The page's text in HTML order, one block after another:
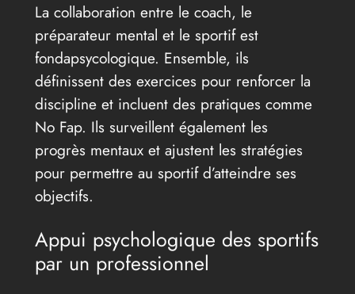
La collaboration entre le coach, le
préparateur mental et le sportif est
fondapsycologique. Ensemble, ils
définissent des exercices pour renforcer la
discipline et incluent des pratiques comme
No Fap. Ils surveillent également les
progrès mentaux et ajustent les stratégies
pour permettre au sportif d’atteindre ses
objectifs.
Appui psychologique des sportifs
par un professionnel